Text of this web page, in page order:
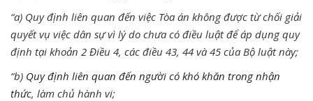
“a) Quy định liên quan đến việc Tòa án không được từ chối giải
quyết vụ việc dân sự vì lý do chưa có điều luật để áp dụng quy
định tại khoản 2 Điều 4, các điều 43, 44 và 45 của Bộ luật này;
“b) Quy định liên quan đến người có khó khăn trong nhận
thức, làm chủ hành vi;